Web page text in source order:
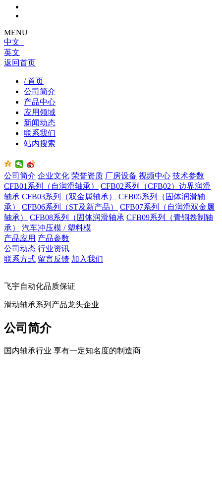
MENU
中文
英文
返回首页
/ 首页
公司简介
产品中心
应用领域
新闻动态
联系我们
站内搜索
公司简介 企业文化 荣誉资质 厂房设备 视频中心 技术参数
CFB01系列（自润滑轴承）
CFB02系列（CFB02）边界润滑
轴承 CFB03系列（双金属轴承）
CFB05系列（固体润滑轴
承）
CFB06系列（ST及新产品）
CFB07系列（自润滑双金属
轴承）
CFB08系列（固体润滑轴承 CFB09系列（青铜卷制轴
承）
汽车冲压模 / 塑料模
产品应用 产品参数
公司动态 行业资讯
联系方式 留言反馈 加入我们
飞宇自动化品质保证
滑动轴承系列产品龙头企业
公司简介
国内轴承行业 享有一定知名度的制造商